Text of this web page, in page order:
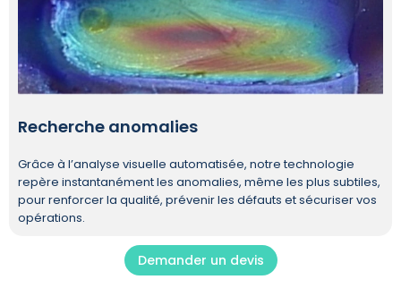
Recherche anomalies
Grâce à l’analyse visuelle automatisée, notre technologie
repère instantanément les anomalies, même les plus subtiles,
pour renforcer la qualité, prévenir les défauts et sécuriser vos
opérations.
Demander un devis